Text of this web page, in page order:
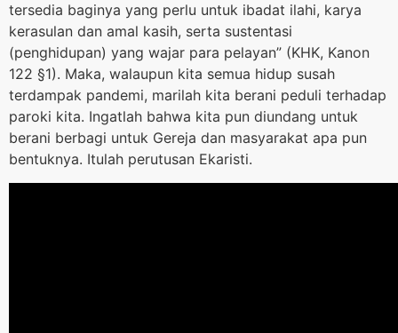
tersedia baginya yang perlu untuk ibadat ilahi, karya
kerasulan dan amal kasih, serta sustentasi
(penghidupan) yang wajar para pelayan” (KHK, Kanon
122 §1). Maka, walaupun kita semua hidup susah
terdampak pandemi, marilah kita berani peduli terhadap
paroki kita. Ingatlah bahwa kita pun diundang untuk
berani berbagi untuk Gereja dan masyarakat apa pun
bentuknya. Itulah perutusan Ekaristi.